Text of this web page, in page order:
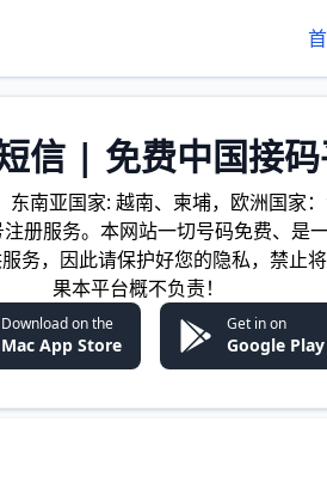
信 | 免费中国接
南亚国家: 越南、柬埔，欧洲国家
册服务。本网站一切号码免费、是
务，因此请保护好您的隐私，禁止
果本平台概不负责！
Download on the
Mac App Store
Get in on
Google Play